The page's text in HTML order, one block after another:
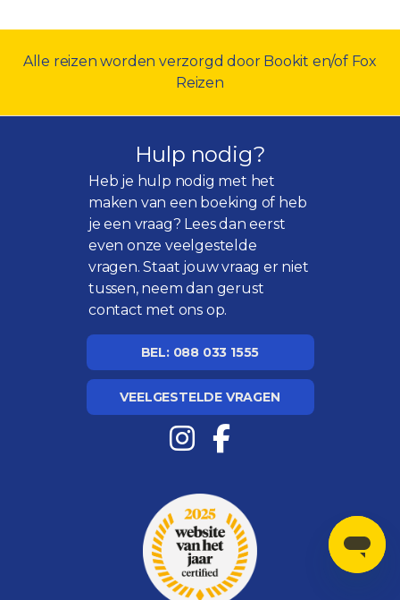
Alle reizen worden verzorgd door Bookit en/of Fox
Reizen
Hulp nodig?
Heb je hulp nodig met het
maken van een boeking of heb
je een vraag? Lees dan eerst
even onzeveelgestelde
vragen. Staat jouw vraag er niet
tussen, neem dan gerust
contact met ons op.
BEL: 088 033 1555
VEELGESTELDE VRAGEN